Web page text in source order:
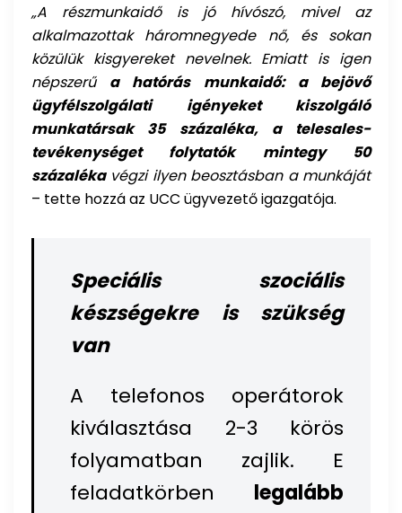
„A részmunkaidő is jó hívószó, mivel az
alkalmazottak háromnegyede nő, és sokan
közülük kisgyereket nevelnek. Emiatt is igen
népszerű a hatórás munkaidő: a bejövő
ügyfélszolgálati igényeket kiszolgáló
munkatársak 35 százaléka, a telesales-
tevékenységet folytatók mintegy 50
százalékavégzi ilyen beosztásban a munkáját
– tette hozzá az UCC ügyvezető igazgatója.
Speciális szociális
készségekre is szükség
van
A telefonos operátorok
kiválasztása 2-3 körös
folyamatban zajlik. E
feladatkörben legalább